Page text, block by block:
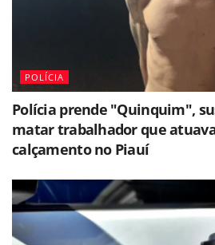
POLÍCIA
Polícia prende "Quinquim",
matar trabalhador que
calçamento no Piauí